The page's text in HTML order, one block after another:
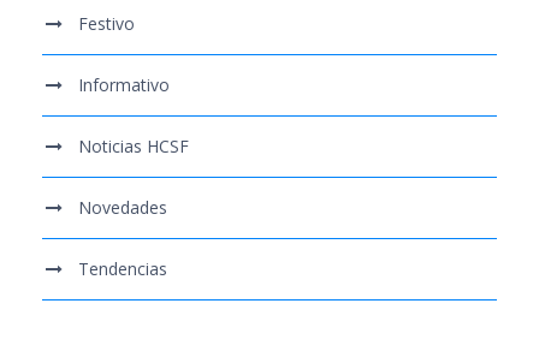
Festivo
Informativo
Noticias HCSF
Novedades
Tendencias